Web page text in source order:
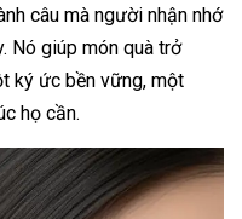
câu mà người nhận nhớ
Nó giúp món quà trở
ký ức bền vững, một
họ cần.